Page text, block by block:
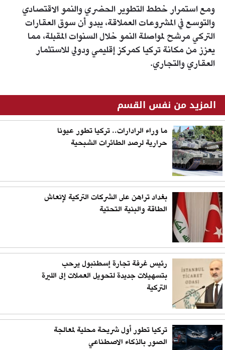
ومع استمرار خطط التطوير الحضري والنمو الاقتصادي
والتوسع في المشروعات العملاقة، يبدو أن سوق العقارات
التركي مرشح لمواصلة النمو خلال السنوات المقبلة، مما
يعزز من مكانة تركيا كمركز إقليمي ودولي للاستثمار
العقاري والتجاري.
المزيد من نفس القسم
ما وراء الرادارات.. تركيا تطور عيونا
حرارية لرصد الطائرات الشبحية
بغداد تراهن على الشركات التركية لإنعاش
الطاقة والبنية التحتية
رئيس غرفة تجارة إسطنبول يرحب
بتسهيلات جديدة لتحويل العملات إلى الليرة
التركية
تركيا تطور أول شريحة محلية لمعالجة
الصور بالذكاء الاصطناعي